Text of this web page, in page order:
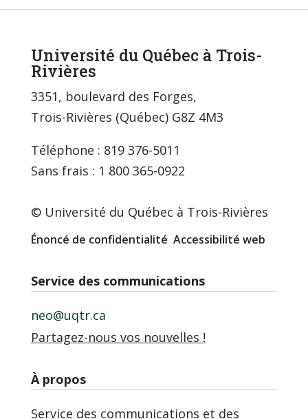
Université du Québec à Trois-
Rivières
3351, boulevard des Forges,
Trois-Rivières (Québec) G8Z 4M3
Téléphone : 819 376-5011
Sans frais : 1 800 365-0922
© Université du Québec à Trois-Rivières
Énoncé de confidentialité Accessibilité web
Service des communications
neo@uqtr.ca
Partagez-nous vos nouvelles !
À propos
Service des communications et des